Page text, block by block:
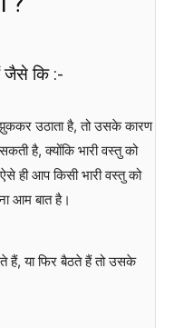
जैसे कि :-
झुककर उठाता है, तो उसके कारण
है, क्योंकि भारी वस्तु को
ही आप किसी भारी वस्तु को
आम बात है।
या फिर बैठते हैं तो उसके